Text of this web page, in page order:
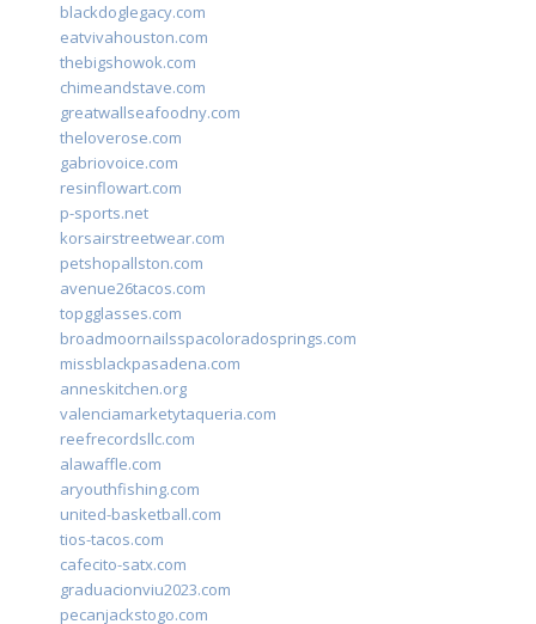
blackdoglegacy.com
eatvivahouston.com
thebigshowok.com
chimeandstave.com
greatwallseafoodny.com
theloverose.com
gabriovoice.com
resinflowart.com
p-sports.net
korsairstreetwear.com
petshopallston.com
avenue26tacos.com
topgglasses.com
broadmoornailsspacoloradosprings.com
missblackpasadena.com
anneskitchen.org
valenciamarketytaqueria.com
reefrecordsllc.com
alawaffle.com
aryouthfishing.com
united-basketball.com
tios-tacos.com
cafecito-satx.com
graduacionviu2023.com
pecanjackstogo.com